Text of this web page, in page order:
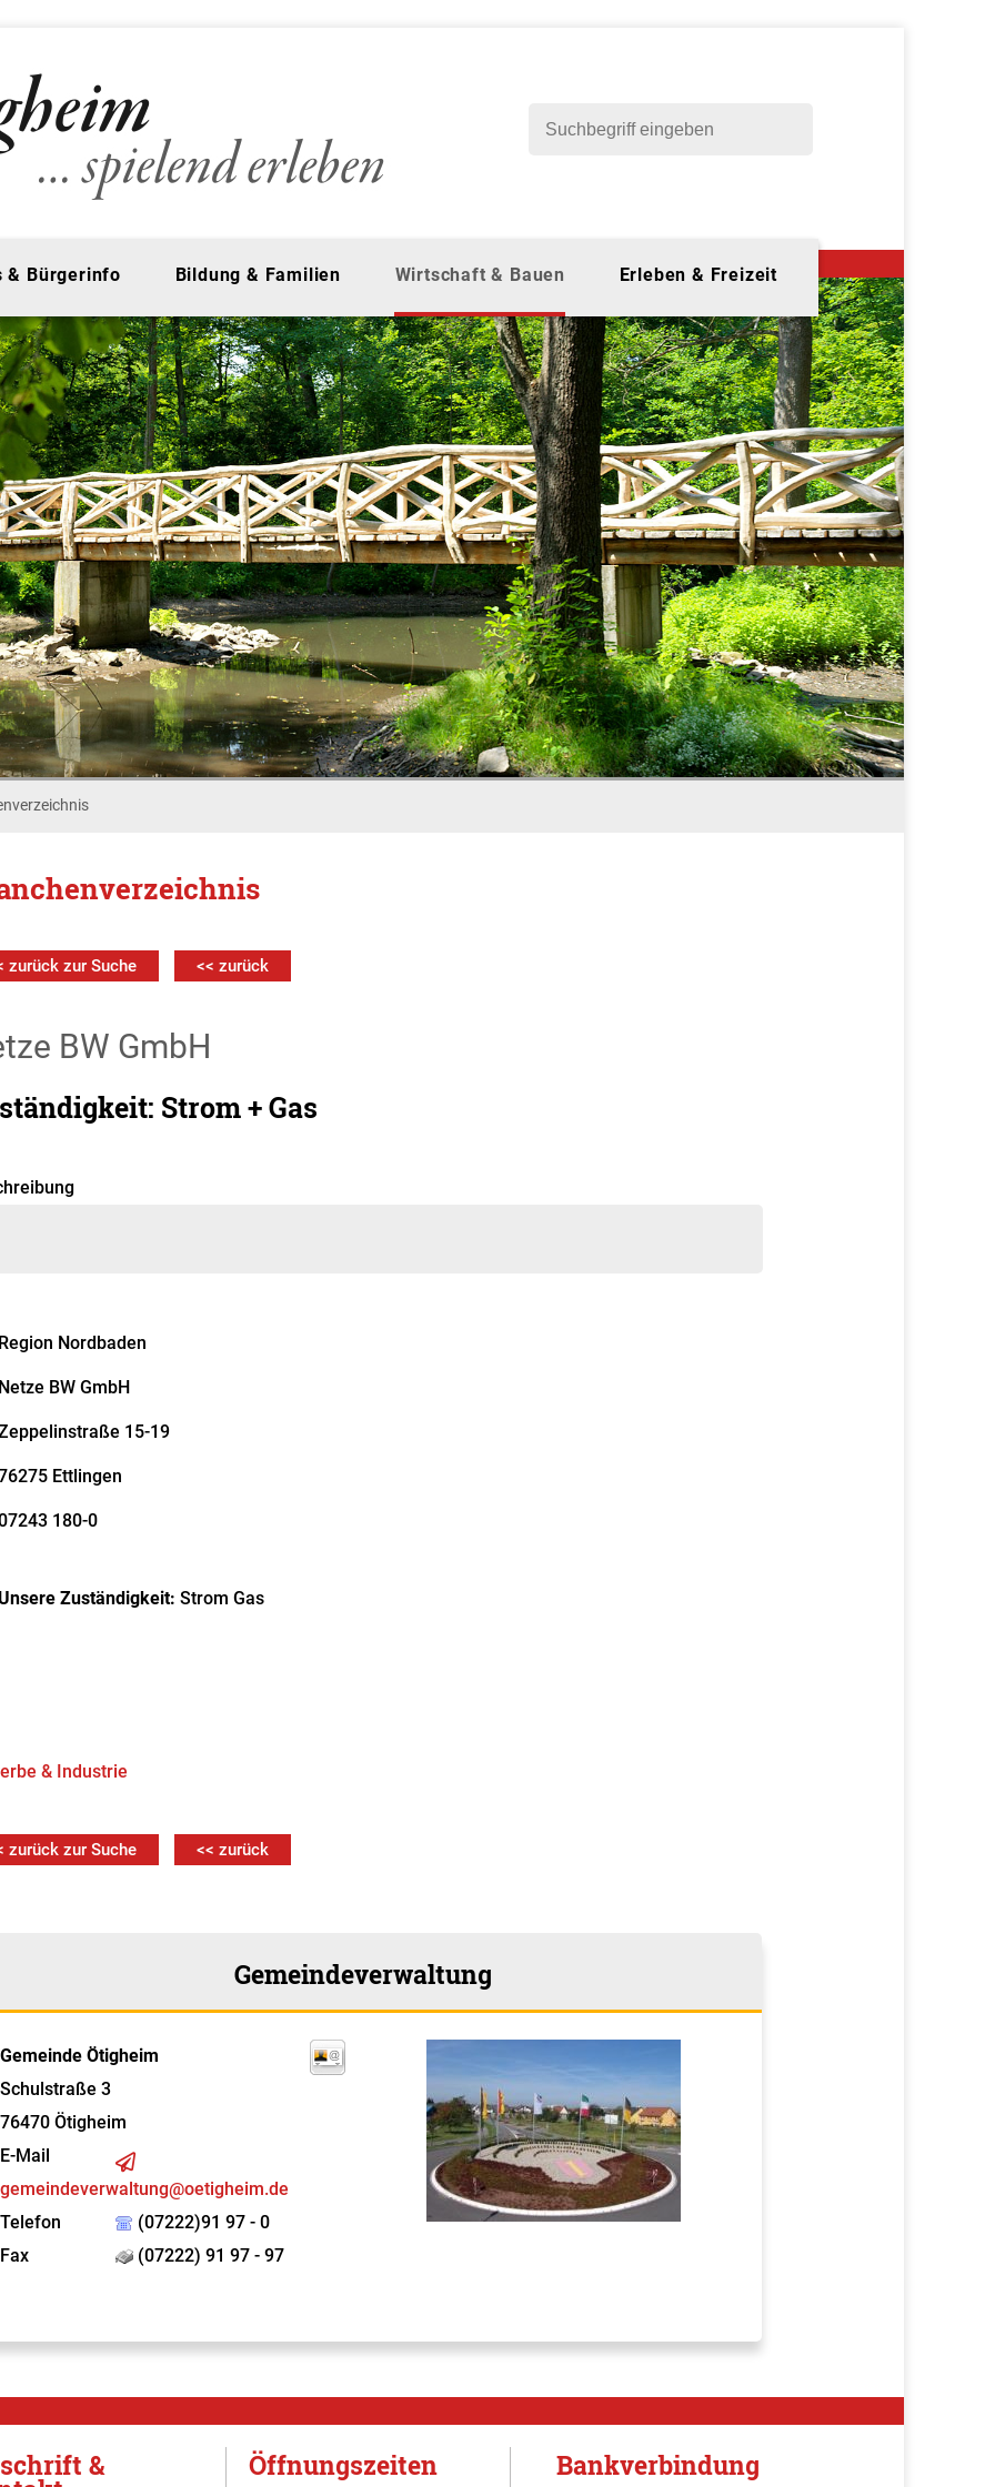
& Bürgerinfo Bildung & Familien Wirtschaft & Bauen Erleben & Freizeit
zurück zur Suche << zurück
BW GmbH
Strom + Gas
Region Nordbaden
Netze BW GmbH
15-19
Ettlingen
180-0
Zuständigkeit: Strom Gas
& Industrie
zurück zur Suche << zurück
Gemeindeverwaltung
Gemeinde Ötigheim
Schulstraße 3
76470 Ötigheim
E-Mail
gemeindeverwaltung@oetigheim.de
Telefon
(07222)91 97 - 0
Fax
(07222) 91 97 - 97
& Öffnungszeiten Bankverbindung